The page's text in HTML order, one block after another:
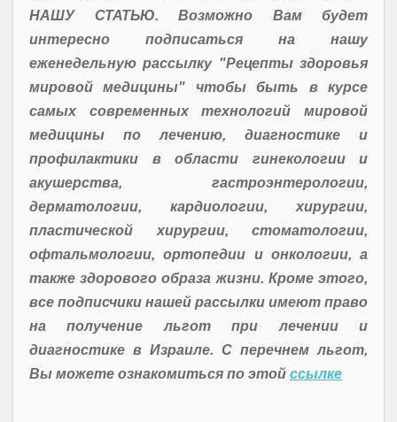
НАШУ СТАТЬЮ. Возможно Вам будет
интересно подписаться на нашу
еженедельную рассылку "Рецепты здоровья
мировой медицины" чтобы быть в курсе
самых современных технологий мировой
медицины по лечению, диагностике и
профилактики в области гинекологии и
акушерства, гастроэнтерологии,
дерматологии, кардиологии, хирургии,
пластической хирургии, стоматологии,
офтальмологии, ортопедии и онкологии, а
также здорового образа жизни. Кроме этого,
все подписчики нашей рассылки имеют право
на получение льгот при лечении и
диагностике в Израиле. С перечнем льгот,
Вы можете ознакомиться по этой ссылке